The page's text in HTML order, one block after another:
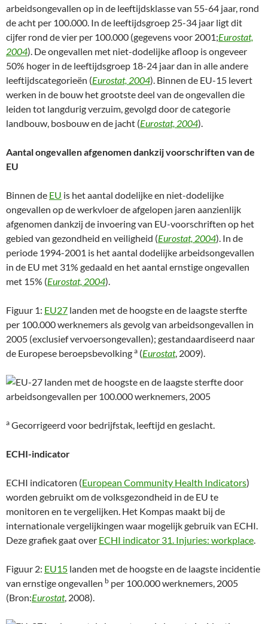
arbeidsongevallen op in de leeftijdsklasse van 55-64 jaar, rond
de acht per 100.000. In de leeftijdsgroep 25-34 jaar ligt dit
cijfer rond de vier per 100.000 (gegevens voor 2001;Eurostat,
2004). De ongevallen met niet-dodelijke afloop is ongeveer
50% hoger in de leeftijdsgroep 18-24 jaar dan in alle andere
leeftijdscategorieën (Eurostat, 2004). Binnen de EU-15 levert
werken in de bouw het grootste deel van de ongevallen die
leiden tot langdurig verzuim, gevolgd door de categorie
landbouw, bosbouw en de jacht (Eurostat, 2004).
Aantal ongevallen afgenomen dankzij voorschriften van de
EU
Binnen de EU is het aantal dodelijke en niet-dodelijke
ongevallen op de werkvloer de afgelopen jaren aanzienlijk
afgenomen dankzij de invoering van EU-voorschriften op het
gebied van gezondheid en veiligheid (Eurostat, 2004). In de
periode 1994-2001 is het aantal dodelijke arbeidsongevallen
in de EU met 31% gedaald en het aantal ernstige ongevallen
met 15% (Eurostat, 2004).
Figuur 1: EU27 landen met de hoogste en de laagste sterfte
per 100.000 werknemers als gevolg van arbeidsongevallen in
2005 (exclusief vervoersongevallen); gestandaardiseerd naar
de Europese beroepsbevolking a (Eurostat, 2009).
a Gecorrigeerd voor bedrijfstak, leeftijd en geslacht.
ECHI-indicator
ECHI indicatoren (European Community Health Indicators)
worden gebruikt om de volksgezondheid in de EU te
monitoren en te vergelijken. Het Kompas maakt bij de
internationale vergelijkingen waar mogelijk gebruik van ECHI.
Deze grafiek gaat over ECHI indicator 31. Injuries: workplace.
Figuur 2: EU15 landen met de hoogste en de laagste incidentie
van ernstige ongevallen b per 100.000 werknemers, 2005
(Bron:Eurostat, 2008).